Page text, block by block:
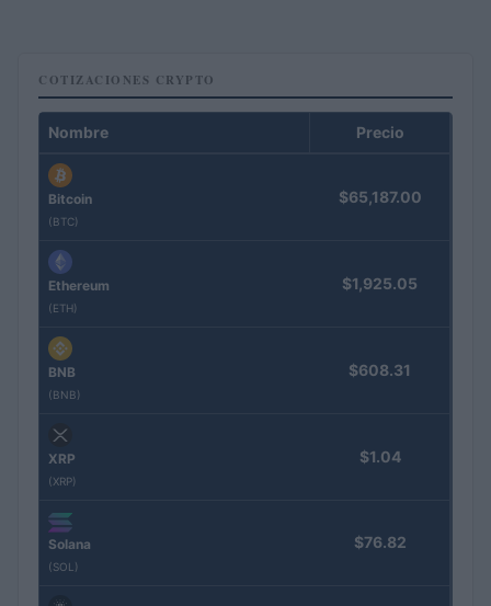
COTIZACIONES CRYPTO
Nombre Precio
Bitcoin
(BTC)
$65,187.00
Ethereum
(ETH)
$1,925.05
BNB
(BNB)
$608.31
XRP
(XRP)
$1.04
Solana
(SOL)
$76.82